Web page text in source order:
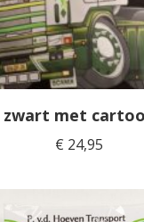
met
€ 24,95